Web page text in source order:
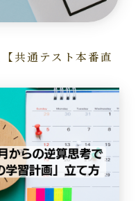
共通テスト本番直